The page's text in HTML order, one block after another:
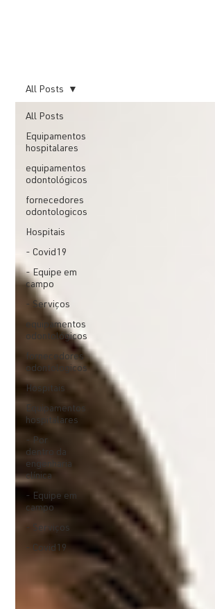
All Posts
Equipamentos
hospitalares
equipamentos
odontológicos
fornecedores
odontologicos
Hospitais
- Covid19
- Equipe em
campo
- Serviços
equipamentos
odontológicos
fornecedores
odontologicos
Hospitais
Equipamentos
hospitalares
- Por
dentro da
engenharia
clínica
- Equipe em
campo
- Serviços
- Covid19
All Posts